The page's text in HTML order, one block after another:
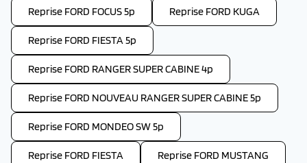
Reprise FORD FOCUS 5p Reprise FORD KUGA
Reprise FORD FIESTA 5p
Reprise FORD RANGER SUPER CABINE 4p
Reprise FORD NOUVEAU RANGER SUPER CABINE 5p
Reprise FORD MONDEO SW 5p
Reprise FORD FIESTA Reprise FORD MUSTANG